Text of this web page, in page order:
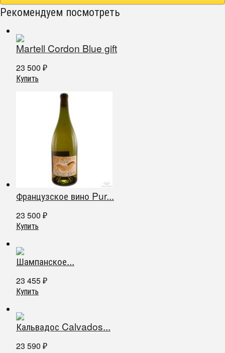
Рекомендуем посмотреть
Martell Cordon Blue gift
23 500 ₽
Купить
Французское вино Pur...
23 500 ₽
Купить
Шампанское...
23 455 ₽
Купить
Кальвадос Calvados...
23 590 ₽